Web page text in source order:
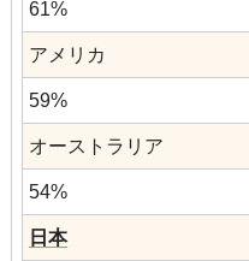
61%
アメリカ
59%
オーストラリア
54%
日本